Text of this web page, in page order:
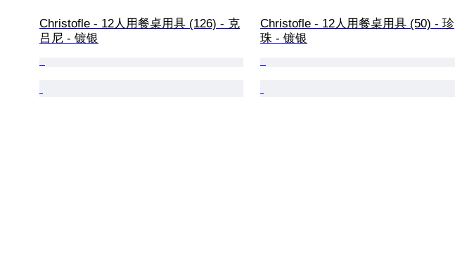
Christofle - 12人用餐桌用具 (126) - 克
吕尼 - 镀银
Christofle - 12人用餐桌用具 (50) - 珍
珠 - 镀银